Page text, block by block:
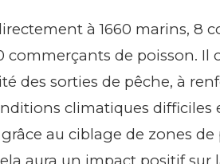
à 1660 marins, 8
commerçants de poisson. Il
des sorties de pêche, à
climatiques difficiles
au ciblage de zones